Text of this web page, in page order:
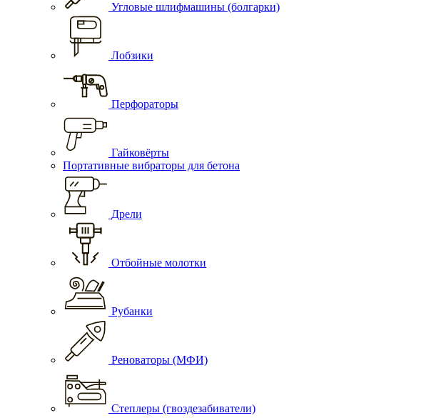
Угловые шлифмашины (болгарки)
Лобзики
Перфораторы
Гайковёрты
Портативные вибраторы для бетона
Дрели
Отбойные молотки
Рубанки
Реноваторы (МФИ)
Степлеры (гвоздезабиватели)